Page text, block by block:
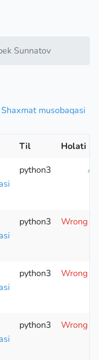
Sunnatov
Shaxmat musobaqasi
Til
Holati
python3
python3 Wrong
python3 Wrong
python3 Wrong